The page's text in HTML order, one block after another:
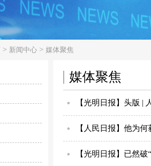
> 新闻中心 > 媒体聚焦
媒体聚焦
【光明日报】头版 |
【人民日报】他为
【光明日报】已然